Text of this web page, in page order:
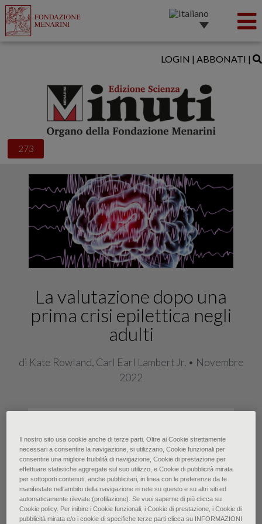
273
LOGIN | ABBONATI |
La valutazione dopo una
prima crisi epilettica negli
adulti
di Kate Rowland, Carl Earl Lambert Jr. • Novembre
2022
intende l’insieme di segni e sintomi
transitori dovuti ad una attività
neuronale cerebrale anomala,
eccessiva o sincrona. Fino a circa il
10% degli adulti presenta almeno
Il nostro sito usa cookie anche di terze parti. Oltre ai Cookie strettamente
necessari a consentire la navigazione, si utilizzano, Cookie funzionali per
consentire una migliore fruibilità di navigazione, Cookie di prestazione per
effettuare statistiche aggregate sul suo utilizzo, e Cookie di pubblicità mirata
per sottoporti contenuti, anche pubblicitari, in linea con le preferenze da te
manifestate nell‘ambito della navigazione in rete su questo e su altri siti ed
automaticamente rilevate (profilazione). Se vuoi saperne di più clicca su
Cookie policy. Per inibire i Cookie funzionali, i Cookie di prestazione, i Cookie di
pubblicità mirata e/o i cookie di specifiche terze parti clicca su INFORMAZIONI